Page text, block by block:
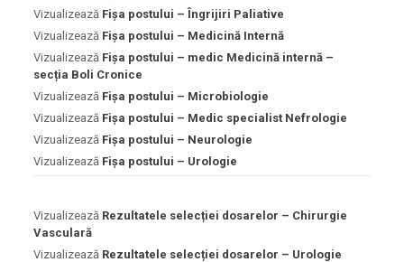
Vizualizează Fișa postului – Îngrijiri Paliative
Vizualizează Fișa postului – Medicină Internă
Vizualizează Fișa postului – medic Medicină internă –
secția Boli Cronice
Vizualizează Fișa postului – Microbiologie
Vizualizează Fișa postului – Medic specialist Nefrologie
Vizualizează Fișa postului – Neurologie
Vizualizează Fișa postului – Urologie
Vizualizează Rezultatele selecției dosarelor – Chirurgie
Vasculară
Vizualizează Rezultatele selecției dosarelor – Urologie